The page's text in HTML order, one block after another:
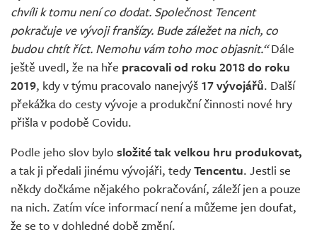
chvíli k tomu není co dodat. Společnost Tencent
pokračuje ve vývoji franšízy. Bude záležet na nich, co
budou chtít říct. Nemohu vám toho moc objasnit.“Dále
ještě uvedl, že na hře pracovali od roku 2018 do roku
2019, kdy v týmu pracovalo nanejvýš 17 vývojářů. Další
překážka do cesty vývoje a produkční činnosti nové hry
přišla v podobě Covidu.
Podle jeho slov bylo složité tak velkou hru produkovat,
a tak ji předali jinému vývojáři, tedyTencentu. Jestli se
někdy dočkáme nějakého pokračování, záleží jen a pouze
na nich. Zatím více informací není a můžeme jen doufat,
že se to v dohledné době změní.